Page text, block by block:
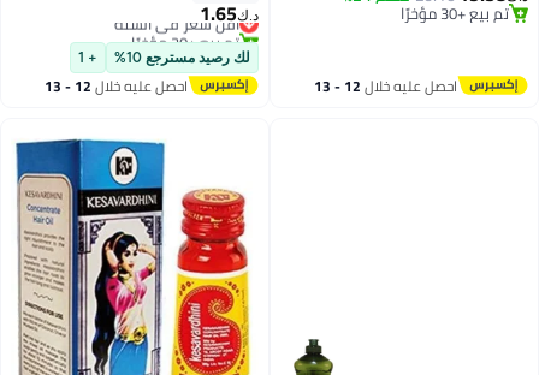
تم بيع +30 مؤخرًا
احصل عليه خلال 12 - 13
275 مل
د.ك‏1.65
أقل سعر في السنة
تم بيع +20 مؤخرًا
أقل سعر في السنة
لك رصيد مسترجع 10% + 1
احصل عليه خلال 12 - 13